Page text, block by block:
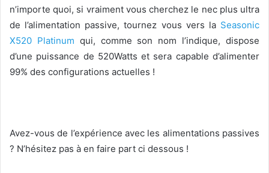
n’importe quoi, si vraiment vous cherchez le nec plus ultra
de l’alimentation passive, tournez vous vers la Seasonic
X520 Platinum qui, comme son nom l’indique, dispose
d’une puissance de 520Watts et sera capable d’alimenter
99% des configurations actuelles !
Avez-vous de l’expérience avec les alimentations passives
? N’hésitez pas à en faire part ci dessous !